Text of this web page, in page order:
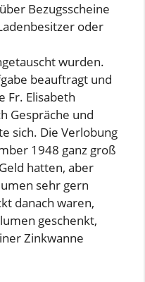
Bezugsscheine
oder
wurden.
beauftragt und
Fr. Elisabeth
Gespräche und
sich. Die Verlobung
1948 ganz groß
hatten, aber
sehr gern
danach waren,
geschenkt,
Zinkwanne